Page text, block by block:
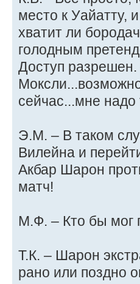
место к Уайатту,
хватит ли
голодным
Доступ
сейчас...мне
Э.М. – В таком
Вилейна и
Акбар Шарон
матч!
М.Ф. – Кто бы мог
Т.К. – Шарон
рано или поздно